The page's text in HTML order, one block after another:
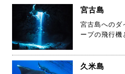
宮古島
宮古島へのダ
ープの飛行機
久米島